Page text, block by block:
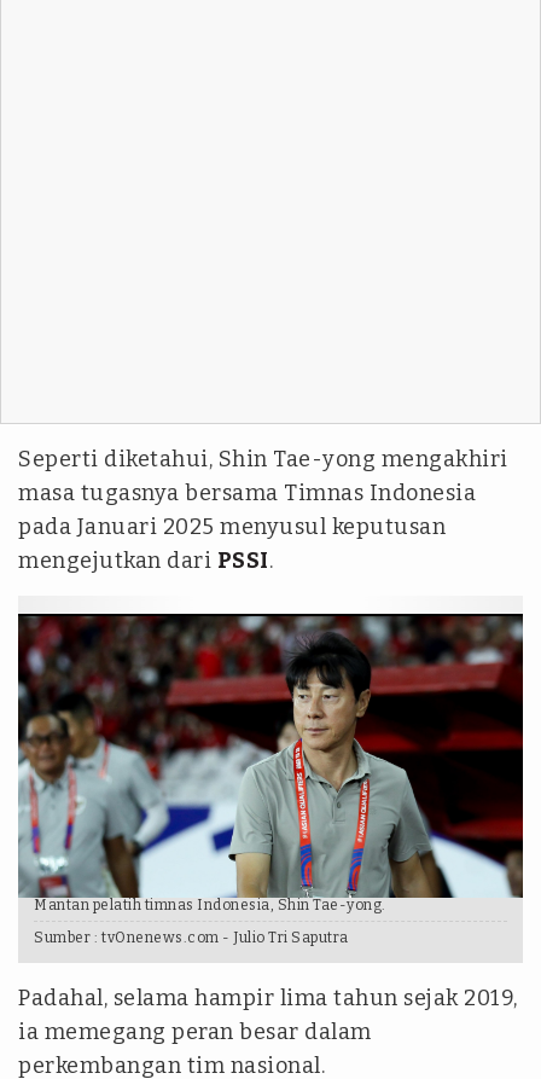
Seperti diketahui, Shin Tae-yong mengakhiri
masa tugasnya bersama Timnas Indonesia
pada Januari 2025 menyusul keputusan
mengejutkan dari PSSI.
Mantan pelatih timnas Indonesia, Shin Tae-yong.
Sumber : tvOnenews.com - Julio Tri Saputra
Padahal, selama hampir lima tahun sejak 2019,
ia memegang peran besar dalam
perkembangan tim nasional.